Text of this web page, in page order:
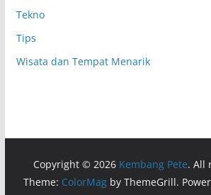
Tekno
Tips
Wisata dan Tempat Menarik
Copyright © 2026 Kembang Pete. All
Theme: ColorMagby ThemeGrill.